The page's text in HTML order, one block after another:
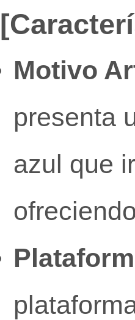
Motivo
presenta
azul que